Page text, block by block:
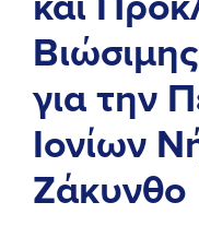
για την
Ιονίων
Ζάκυνθο